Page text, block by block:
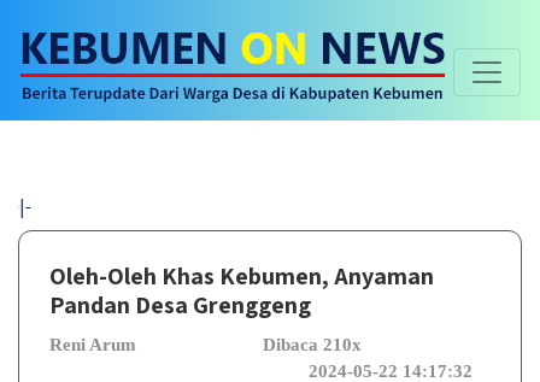
Oleh-Oleh Khas Kebumen, Anyaman
Pandan Desa Grenggeng
Reni Arum
Dibaca 210x
2024-05-22 14:17:32